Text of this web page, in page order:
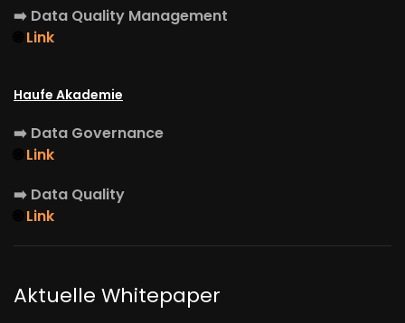
➡️ Data Quality Management
Link
Haufe Akademie
➡️ Data Governance
Link
➡️ Data Quality
Link
Aktuelle Whitepaper